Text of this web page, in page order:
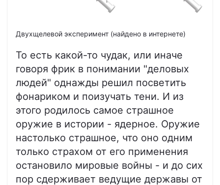
Двухщелевой эксперимент (найдено в интернете)
То есть какой-то чудак, или иначе
говоря фрик в понимании "деловых
людей" однажды решил посветить
фонариком и поизучать тени. И из
этого родилось самое страшное
оружие в истории - ядерное. Оружие
настолько страшное, что оно одним
только страхом от его применения
остановило мировые войны - и до сих
пор сдерживает ведущие державы от